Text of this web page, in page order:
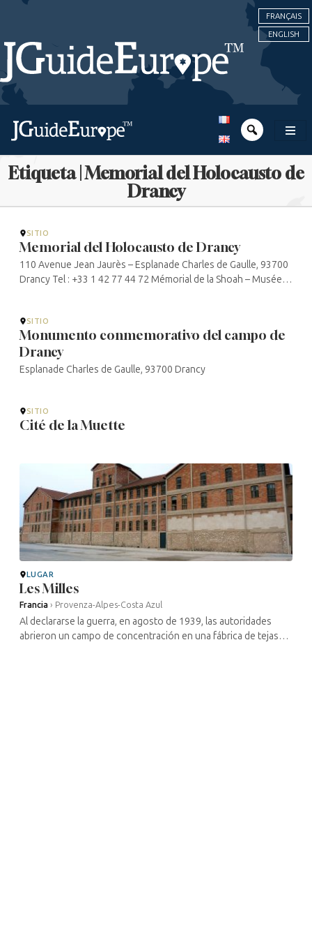
FRANÇAIS
ENGLISH
Etiqueta | Memorial del Holocausto de
Drancy
SITIO
Memorial del Holocausto de Drancy
110 Avenue Jean Jaurès – Esplanade Charles de Gaulle, 93700
Drancy Tel : +33 1 42 77 44 72 Mémorial de la Shoah – Musée
SITIO
Monumento conmemorativo del campo de
Drancy
Esplanade Charles de Gaulle, 93700 Drancy
SITIO
Cité de la Muette
LUGAR
Les Milles
Francia › Provenza-Alpes-Costa Azul
Al declararse la guerra, en agosto de 1939, las autoridades
abrieron un campo de concentración en una fábrica de tejas